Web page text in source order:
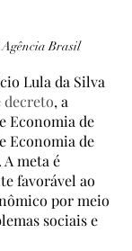
Agência Brasil
Lula da Silva
decreto, a
Economia de
Economia de
meta é
favorável ao
por meio
sociais e